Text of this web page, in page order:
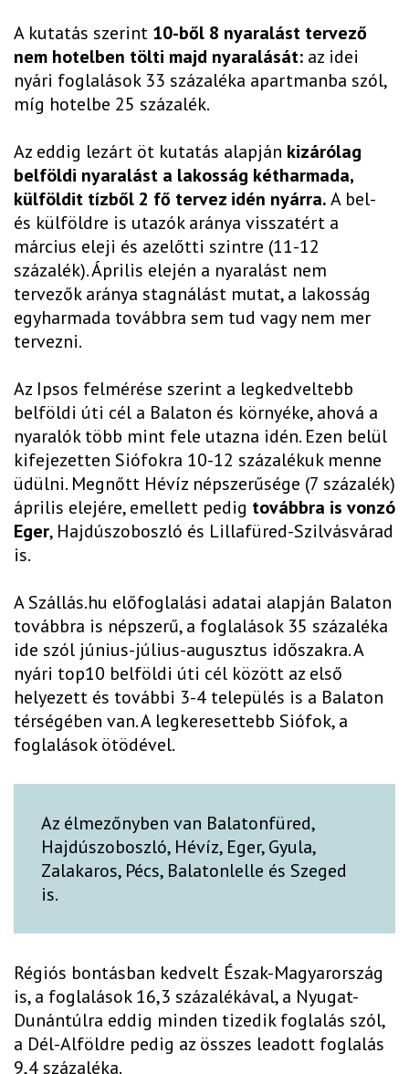
A kutatás szerint 10-ből 8 nyaralást tervező
nem hotelben tölti majd nyaralását: az idei
nyári foglalások 33 százaléka apartmanba szól,
míg hotelbe 25 százalék.
Az eddig lezárt öt kutatás alapján kizárólag
belföldi nyaralást a lakosság kétharmada,
külföldit tízből 2 fő tervez idén nyárra.A bel-
és külföldre is utazók aránya visszatért a
március eleji és azelőtti szintre (11-12
százalék). Április elején a nyaralást nem
tervezők aránya stagnálást mutat, a lakosság
egyharmada továbbra sem tud vagy nem mer
tervezni.
Az Ipsos felmérése szerint a legkedveltebb
belföldi úti cél a Balaton és környéke, ahová a
nyaralók több mint fele utazna idén. Ezen belül
kifejezetten Siófokra 10-12 százalékuk menne
üdülni. Megnőtt Hévíz népszerűsége (7 százalék)
április elejére, emellett pedig továbbra is vonzó
Eger, Hajdúszoboszló és Lillafüred-Szilvásvárad
is.
A Szállás.hu előfoglalási adatai alapján Balaton
továbbra is népszerű, a foglalások 35 százaléka
ide szól június-július-augusztus időszakra. A
nyári top10 belföldi úti cél között az első
helyezett és további 3-4 település is a Balaton
térségében van. A legkeresettebb Siófok, a
foglalások ötödével.
Az élmezőnyben van Balatonfüred,
Hajdúszoboszló, Hévíz, Eger, Gyula,
Zalakaros, Pécs, Balatonlelle és Szeged
is.
Régiós bontásban kedvelt Észak-Magyarország
is, a foglalások 16,3 százalékával, a Nyugat-
Dunántúlra eddig minden tizedik foglalás szól,
a Dél-Alföldre pedig az összes leadott foglalás
9,4 százaléka.